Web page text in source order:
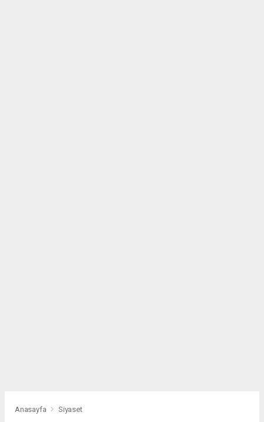
Anasayfa Siyaset